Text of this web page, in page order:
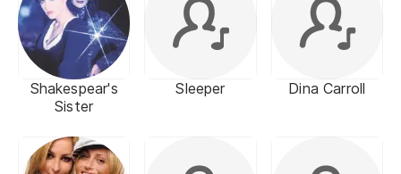
Shakespear's
Sister
Sleeper Dina Carroll